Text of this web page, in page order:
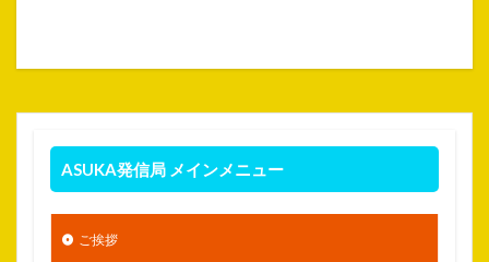
ASUKA発信局 メインメニュー
ご挨拶